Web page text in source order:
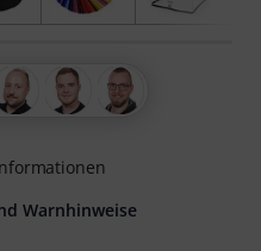
Warnhinweise